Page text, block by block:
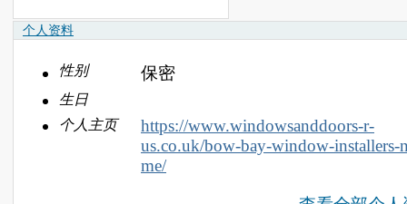
个人资料
性别 保密
生日
个人主页
https://www.windowsanddoors-r-
us.co.uk/bow-bay-window-installers-
me/